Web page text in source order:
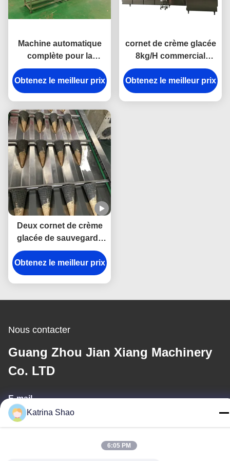
Machine automatique
complète pour la
fabrication de cornets
de sucre - Conception
économe en énergie
cuisson durables en
fonte
Obtenez le meilleur prix
cornet de crème glacée
8kg/H commercial
faisant le contrôle de
Schneider de machine
Obtenez le meilleur prix
Deux cornet de crème
glacée de sauvegarde
du gaz 3500pcs/h de
couleur faisant la
machine
Obtenez le meilleur prix
Nous contacter
Guang Zhou Jian Xiang Machinery
Co. LTD
E-mail
Katrina Shao
6:05 PM